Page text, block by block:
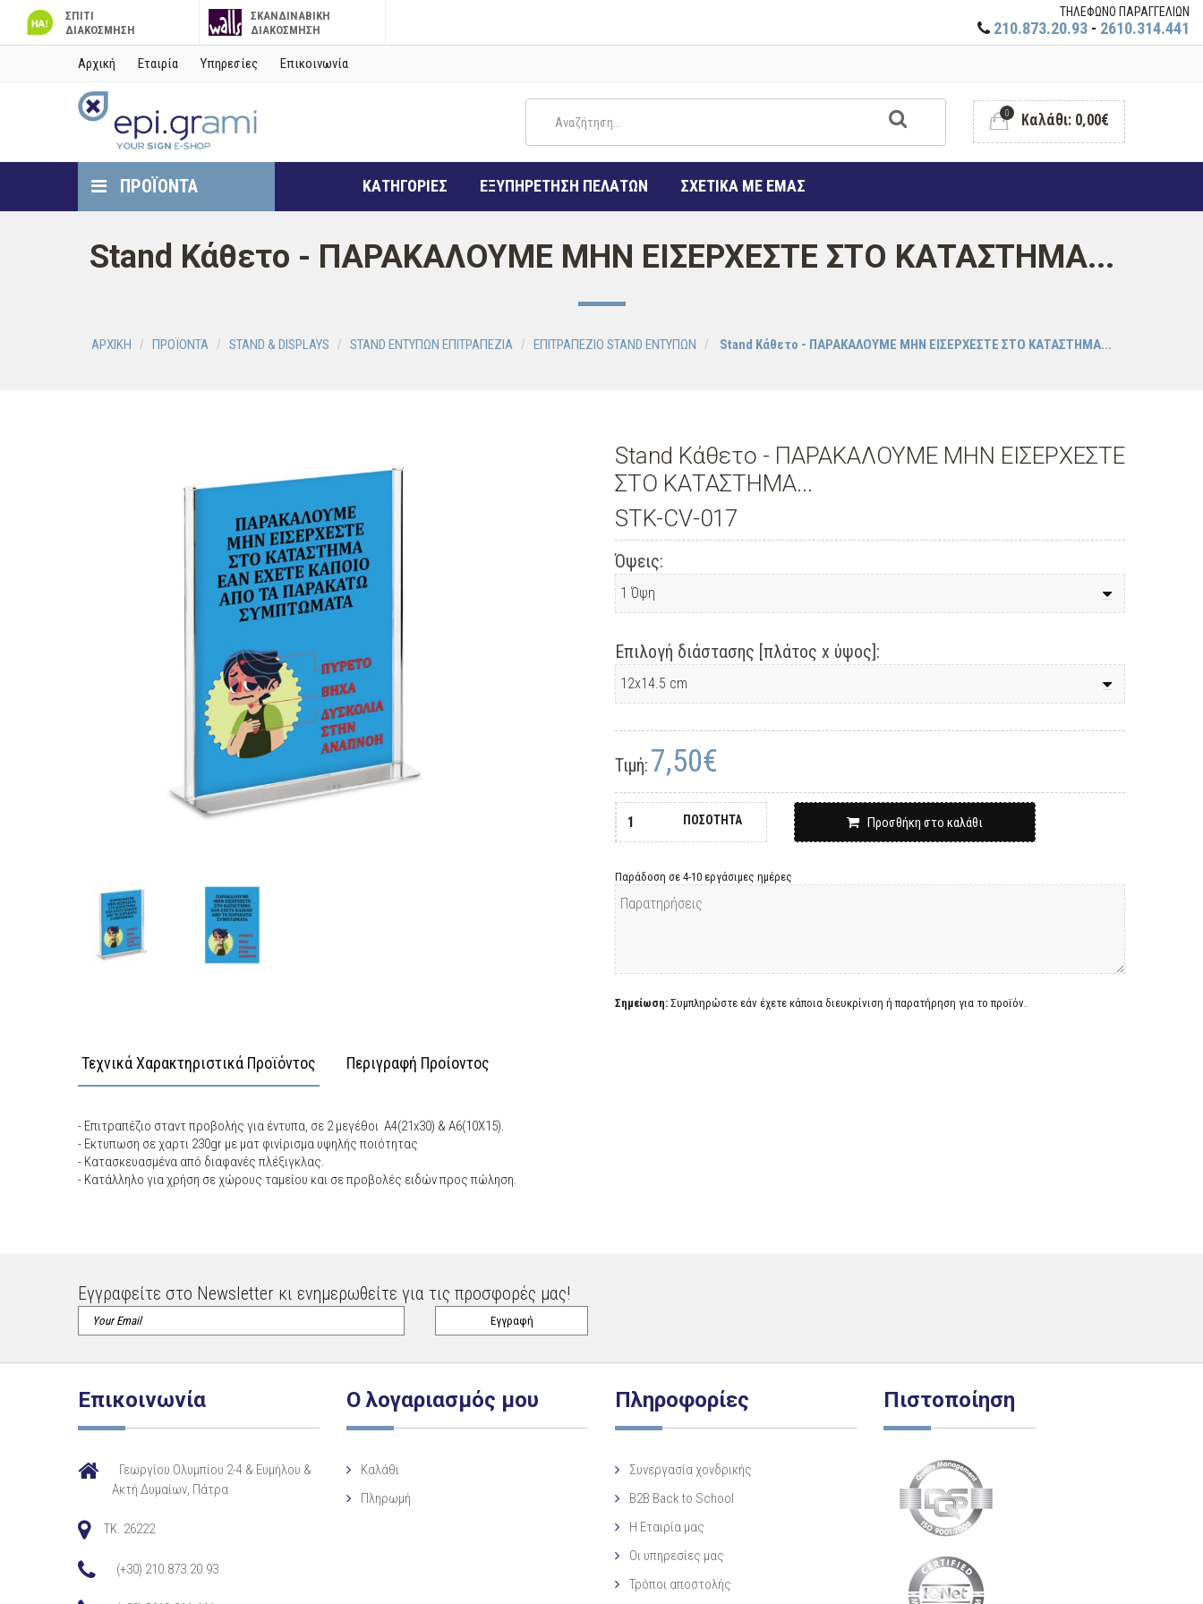
ΣΠΙΤΙ
ΔΙΑΚΟΣΜΗΣΗ
ΣΚΑΝΔΙΝΑΒΙΚΗ
ΔΙΑΚΟΣΜΗΣΗ
ΤΗΛΕΦΩΝΟ ΠΑΡΑΓΓΕΛΙΩΝ
210.873.20.93 - 2610.314.441
Αρχική Εταιρία Υπηρεσίες Επικοινωνία
0 Καλάθι: 0,00€
ΠΡΟΪΟΝΤΑ ΚΑΤΗΓΟΡΙΕΣ ΕΞΥΠΗΡΕΤΗΣΗ ΠΕΛΑΤΩΝ ΣΧΕΤΙΚΑ ΜΕ ΕΜΑΣ
Stand Κάθετο - ΠΑΡΑΚΑΛΟΥΜΕ ΜΗΝ ΕΙΣΕΡΧΕΣΤΕ ΣΤΟ ΚΑΤΑΣΤΗΜΑ...
ΑΡΧΙΚΗ ΠΡΟΪΟΝΤΑ STAND & DISPLAYS STAND ΕΝΤΥΠΩΝ ΕΠΙΤΡΑΠΕΖΙΑ ΕΠΙΤΡΑΠΕΖΙΟ STAND EΝΤΥΠΩΝ Stand Κάθετο - ΠΑΡΑΚΑΛΟΥΜΕ ΜΗΝ ΕΙΣΕΡΧΕΣΤΕ ΣΤΟ ΚΑΤΑΣΤΗΜΑ...
Stand Κάθετο - ΠΑΡΑΚΑΛΟΥΜΕ ΜΗΝ ΕΙΣΕΡΧΕΣΤΕ
ΣΤΟ ΚΑΤΑΣΤΗΜΑ...
STK-CV-017
Όψεις:
Επιλογή διάστασης [πλάτος x ύψος]:
Τιμή: 7,50€
ΠΟΣΟΤΗΤΑ Προσθήκη στο καλάθι
Παράδοση σε 4-10 εργάσιμες ημέρες
Σημείωση: Συμπληρώστε εάν έχετε κάποια διευκρίνιση ή παρατήρηση για το προϊόν.
Τεχνικά Χαρακτηριστικά Προϊόντος Περιγραφή Προίοντος
- Επιτραπέζιο σταντ προβολής για έντυπα, σε 2 μεγέθοι Α4(21x30) & A6(10Χ15).
- Εκτυπωση σε χαρτι 230gr με ματ φινίρισμα υψηλής ποιότητας
- Κατασκευασμένα από διαφανές πλέξιγκλας.
- Κατάλληλο για χρήση σε χώρους ταμείου και σε προβολές ειδών προς πώληση.
Εγγραφείτε στο Newsletter κι ενημερωθείτε για τις προσφορές μας!
Επικοινωνία
Γεωργίου Ολυμπίου 2-4 & Ευμήλου &
Ακτή Δυμαίων, Πάτρα
TK. 26222
(+30) 210.873.20.93
Ο λογαριασμός μου
Καλάθι
Πληρωμή
Πληροφορίες
Συνεργασία χονδρικής
B2B Back to School
Η Eταιρία μας
Οι υπηρεσίες μας
Τρόποι αποστολής
Πιστοποίηση